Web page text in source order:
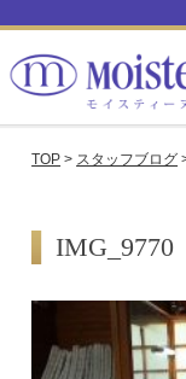
TOP > スタッフブログ
IMG_9770